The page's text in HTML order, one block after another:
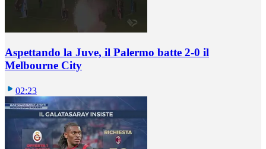
Aspettando la Juve, il Palermo batte 2-0 il
Melbourne City
02:23